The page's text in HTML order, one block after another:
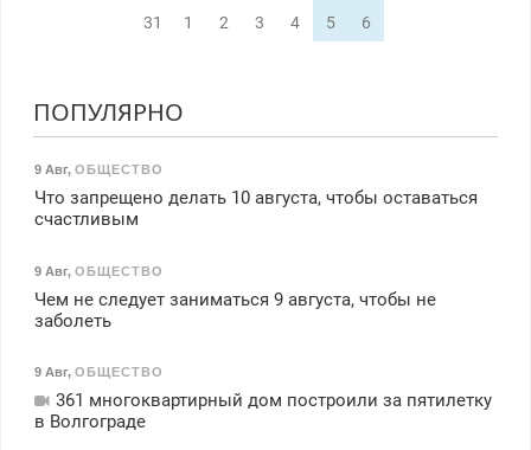
31
1 2 3 4 5 6
ПОПУЛЯРНО
9 Авг, ОБЩЕСТВО
Что запрещено делать 10 августа, чтобы оставаться
счастливым
9 Авг, ОБЩЕСТВО
Чем не следует заниматься 9 августа, чтобы не
заболеть
9 Авг, ОБЩЕСТВО
361 многоквартирный дом построили за пятилетку
в Волгограде